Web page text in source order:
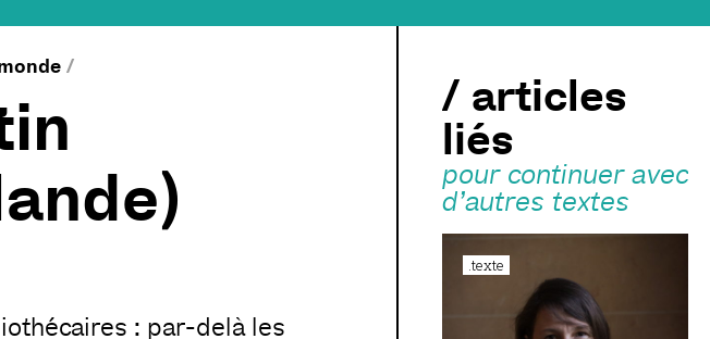
/
: par-delà les
/ articles
liés
pour continuer avec
d’autres textes
.texte